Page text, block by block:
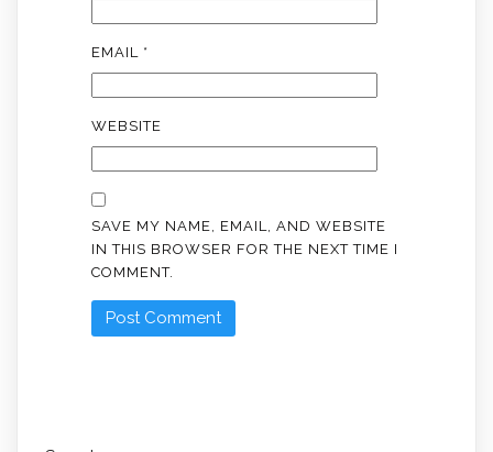
EMAIL *
WEBSITE
SAVE MY NAME, EMAIL, AND WEBSITE
IN THIS BROWSER FOR THE NEXT TIME I
COMMENT.